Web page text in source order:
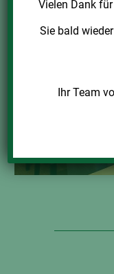
Vielen Dank
Sie bald
Ihr Team